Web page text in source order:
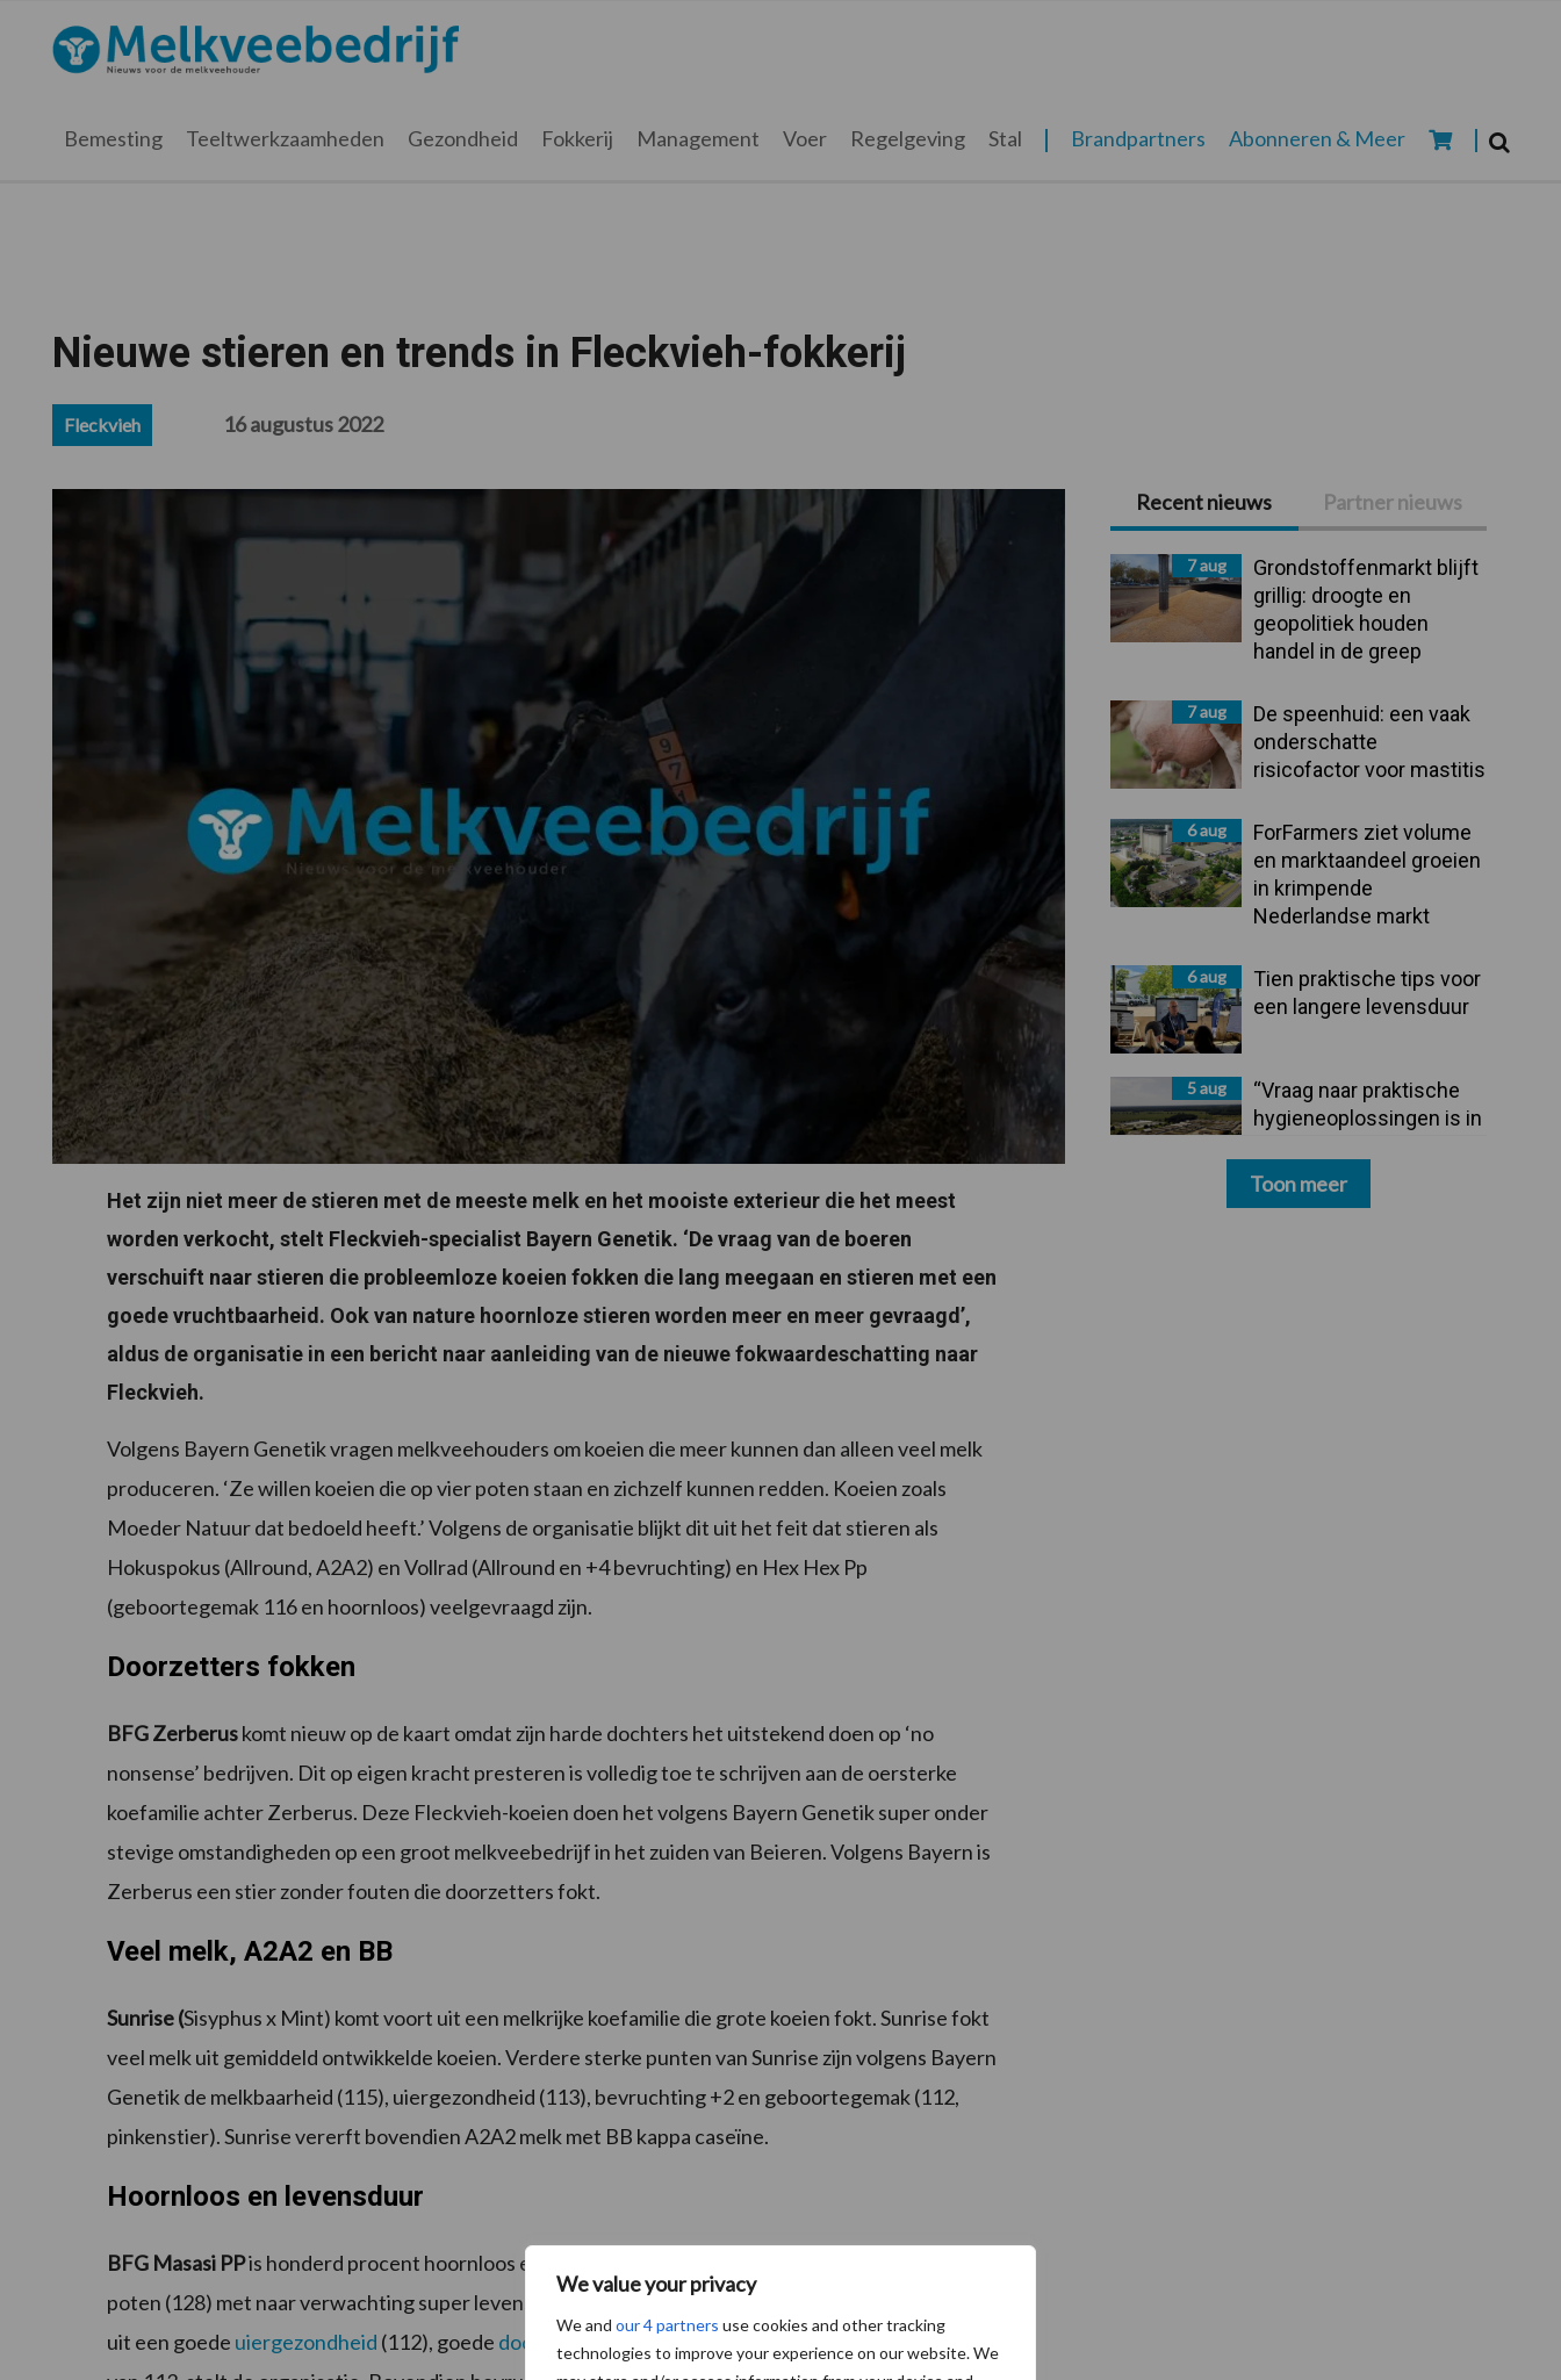
We value your privacy
We and our 4 partners use cookies and other tracking
technologies to improve your experience on our website. We
hoofdnavigatie
hoofd
eerste
voettekst
Melkveebedrijf.nl
Bemesting Teeltwerkzaamheden Gezondheid Fokkerij Management Voer Regelgeving Stal Brandpartners Abonneren & Meer
Nieuwe stieren en trends in Fleckvieh-fokkerij
Fleckvieh 16 augustus 2022
Het zijn niet meer de stieren met de meeste melk en het mooiste exterieur die het meest
worden verkocht, stelt Fleckvieh-specialist Bayern Genetik. ‘De vraag van de boeren
verschuift naar stieren die probleemloze koeien fokken die lang meegaan en stieren met een
goede vruchtbaarheid. Ook van nature hoornloze stieren worden meer en meer gevraagd’,
aldus de organisatie in een bericht naar aanleiding van de nieuwe fokwaardeschatting naar
Fleckvieh.
Volgens Bayern Genetik vragen melkveehouders om koeien die meer kunnen dan alleen veel melk
produceren. ‘Ze willen koeien die op vier poten staan en zichzelf kunnen redden. Koeien zoals
Moeder Natuur dat bedoeld heeft.’ Volgens de organisatie blijkt dit uit het feit dat stieren als
Hokuspokus (Allround, A2A2) en Vollrad (Allround en +4 bevruchting) en Hex Hex Pp
(geboortegemak 116 en hoornloos) veelgevraagd zijn.
Doorzetters fokken
BFG Zerberuskomt nieuw op de kaart omdat zijn harde dochters het uitstekend doen op ‘no
nonsense’ bedrijven. Dit op eigen kracht presteren is volledig toe te schrijven aan de oersterke
koefamilie achter Zerberus. Deze Fleckvieh-koeien doen het volgens Bayern Genetik super onder
stevige omstandigheden op een groot melkveebedrijf in het zuiden van Beieren. Volgens Bayern is
Zerberus een stier zonder fouten die doorzetters fokt.
Veel melk, A2A2 en BB
Sunrise (Sisyphus x Mint) komt voort uit een melkrijke koefamilie die grote koeien fokt. Sunrise fokt
veel melk uit gemiddeld ontwikkelde koeien. Verdere sterke punten van Sunrise zijn volgens Bayern
Genetik de melkbaarheid (115), uiergezondheid (113), bevruchting +2 en geboortegemak (112,
pinkenstier). Sunrise vererft bovendien A2A2 melk met BB kappa caseïne.
Hoornloos en levensduur
BFG Masasi PPis honderd procent hoornloos en vererft volgens Bayern Genetik knetterbeste
poten (128) met naar verwachting super levensduur (130). Die levensverwachting komt ook voort
uit een goede uiergezondheid (112), goede dochtervruchtbaarheid
(108) en een geboortegemak
Primaire
Sidebar
Recent nieuws Partner nieuws
7 aug
Grondstoffenmarkt blijft
grillig: droogte en
geopolitiek houden
handel in de greep
7 aug
De speenhuid: een vaak
onderschatte
risicofactor voor mastitis
6 aug
ForFarmers ziet volume
en marktaandeel groeien
in krimpende
Nederlandse markt
6 aug
Tien praktische tips voor
een langere levensduur
5 aug
“Vraag naar praktische
hygieneoplossingen is in
Toon meer